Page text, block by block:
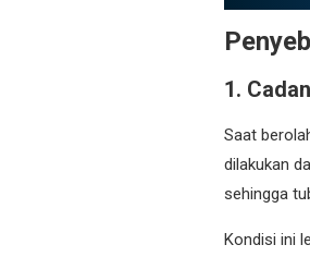
1.
Saat
dilakukan
sehingga
Kondisi ini